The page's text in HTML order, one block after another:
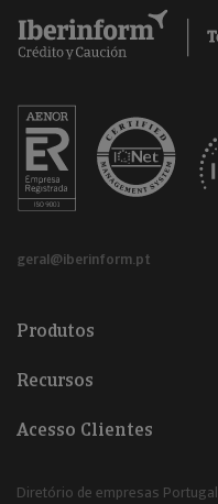
geral@iberinform.pt
Produtos
Recursos
Acesso Clientes
Diretório de empresas Portugal